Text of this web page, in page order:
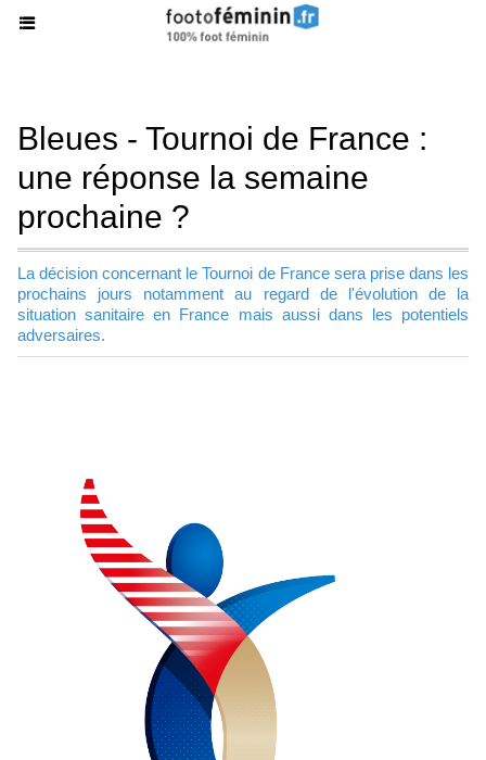
Bleues - Tournoi de France :
une réponse la semaine
prochaine ?
La décision concernant le Tournoi de France sera prise dans les
prochains jours notamment au regard de l'évolution de la
situation sanitaire en France mais aussi dans les potentiels
adversaires.